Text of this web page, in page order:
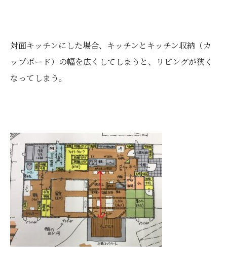
対面キッチンにした場合、キッチンとキッチン収納（カ
ップボード）の幅を広くしてしまうと、リビングが狭く
なってしまう。